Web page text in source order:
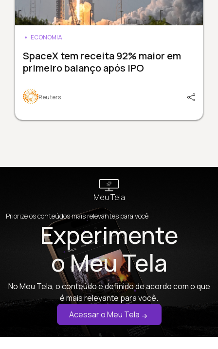
ECONOMIA
SpaceX tem receita 92% maior em
primeiro balanço após IPO
Reuters
Meu Tela
Priorize os conteúdos mais relevantes para você
Experimente
o Meu Tela
No Meu Tela, o conteúdo é definido de acordo com o que
é mais relevante para você.
Acessar o Meu Tela